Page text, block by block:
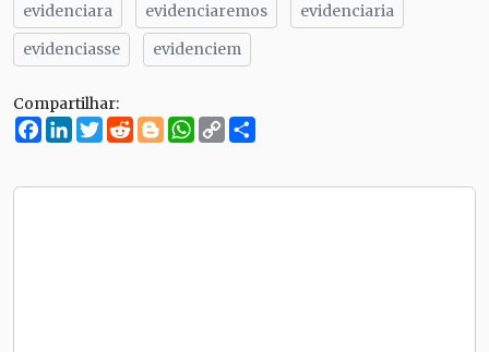
evidenciara
evidenciaremos
evidenciaria
evidenciasse
evidenciem
Compartilhar:
Facebook
LinkedIn
Twitter
RedditBloggerWhatsApp
Copy
Link